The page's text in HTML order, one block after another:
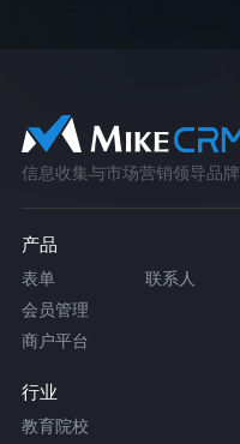
信息收集与市场营销领导品牌
产品
表单 联系人
会员管理
商户平台
行业
教育院校